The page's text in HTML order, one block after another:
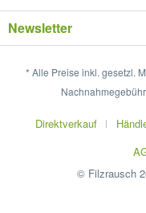
Newsletter
* Alle Preise inkl. gesetzl.
Direktverkauf
© Filzrausch